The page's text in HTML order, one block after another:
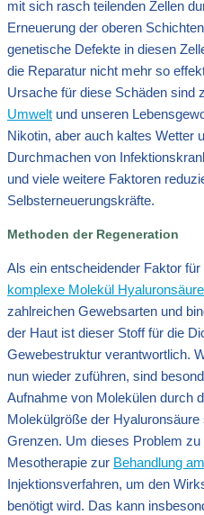
mit sich rasch teilenden Zellen
Erneuerung der oberen
genetische Defekte in diesen
die Reparatur nicht mehr so
Ursache für diese Schäden sind
Umwelt und unseren
Nikotin, aber auch kaltes Wetter
Durchmachen von
und viele weitere Faktoren
Selbsterneuerungskräfte.
Methoden der Regeneration
Als ein entscheidender Faktor
komplexe Molekül Hyaluronsäure
zahlreichen Gewebsarten und
der Haut ist dieser Stoff für die
Gewebestruktur verantwortlich.
nun wieder zuführen, sind
Aufnahme von Molekülen durch
Molekülgröße der
Grenzen. Um dieses Problem
Mesotherapie zur Behandlung
Injektionsverfahren, um den
benötigt wird. Das kann